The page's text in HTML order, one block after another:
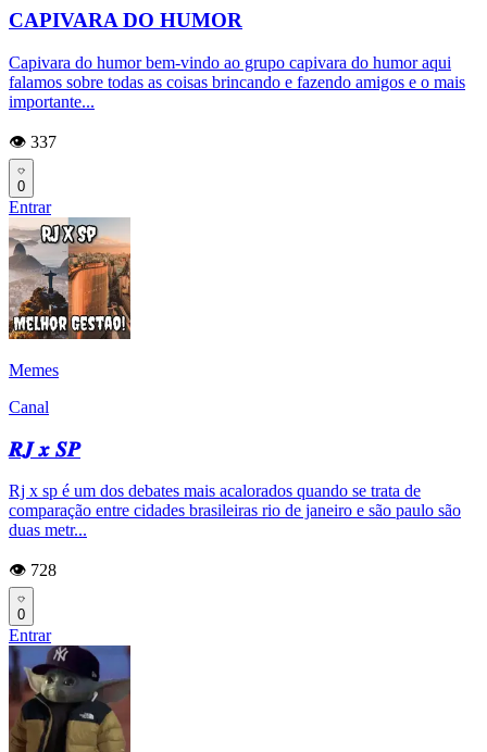
CAPIVARA DO HUMOR
Capivara do humor bem-vindo ao grupo capivara do humor aqui
falamos sobre todas as coisas brincando e fazendo amigos e o mais
importante...
👁️ 337
0
Entrar
Memes
Canal
𝑹𝑱 𝒙 𝑺𝑷
Rj x sp é um dos debates mais acalorados quando se trata de
comparação entre cidades brasileiras rio de janeiro e são paulo são
duas metr...
👁️ 728
0
Entrar